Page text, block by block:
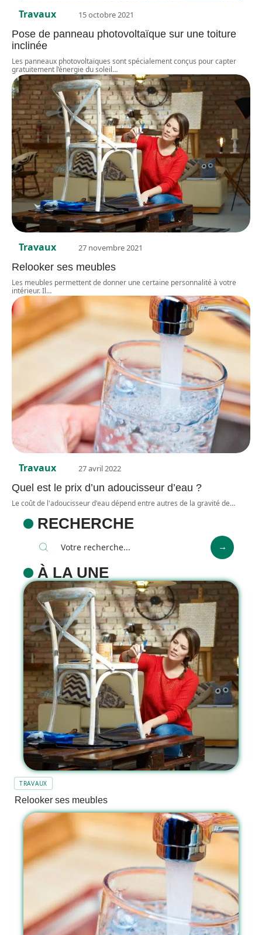
Travaux 15 octobre 2021
Pose de panneau photovoltaïque sur une toiture
inclinée
Les panneaux photovoltaïques sont spécialement conçus pour capter
gratuitement l’énergie du soleil…
Travaux 27 novembre 2021
Relooker ses meubles
Les meubles permettent de donner une certaine personnalité à votre
intérieur. Il…
Travaux 27 avril 2022
Quel est le prix d’un adoucisseur d’eau ?
Le coût de l'adoucisseur d'eau dépend entre autres de la gravité de…
RECHERCHE
À LA UNE
TRAVAUX
Relooker ses meubles